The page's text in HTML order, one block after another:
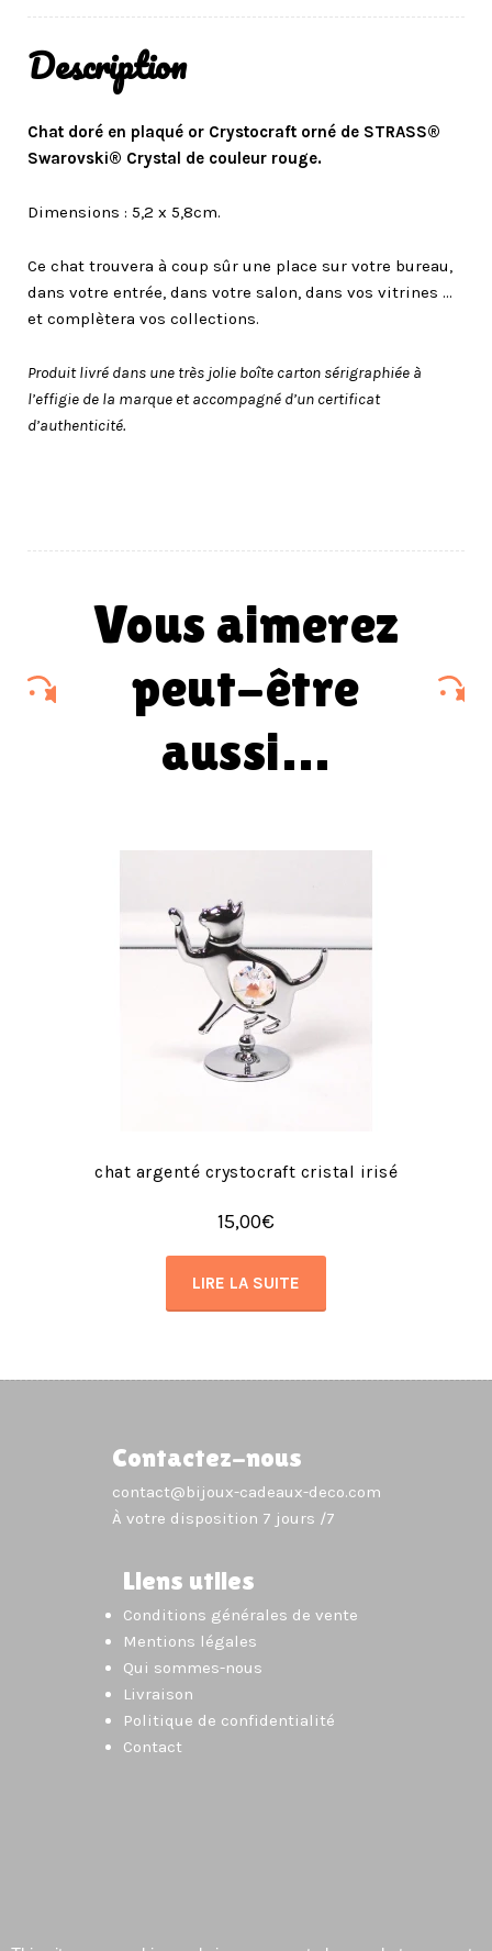
Description
Chat doré en plaqué or Crystocraft orné de STRASS®
Swarovski® Crystal de couleur rouge.
Dimensions : 5,2 x 5,8cm.
Ce chat trouvera à coup sûr une place sur votre bureau,
dans votre entrée, dans votre salon, dans vos vitrines …
et complètera vos collections.
Produit livré dans une très jolie boîte carton sérigraphiée à
l’effigie de la marque et accompagné d’un certificat
d’authenticité.
vous aimerez
peut-être
aussi…
chat argenté crystocraft cristal irisé
15,00€
LIRE LA SUITE
Contactez-nous
contact@bijoux-cadeaux-deco.com
À votre disposition 7 jours /7
Liens utiles
Conditions générales de vente
Mentions légales
Qui sommes-nous
Livraison
Politique de confidentialité
Contact